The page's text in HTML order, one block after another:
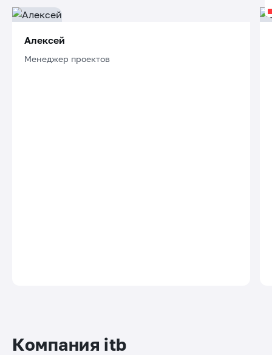
Алексей
Менеджер проектов
Компания itb